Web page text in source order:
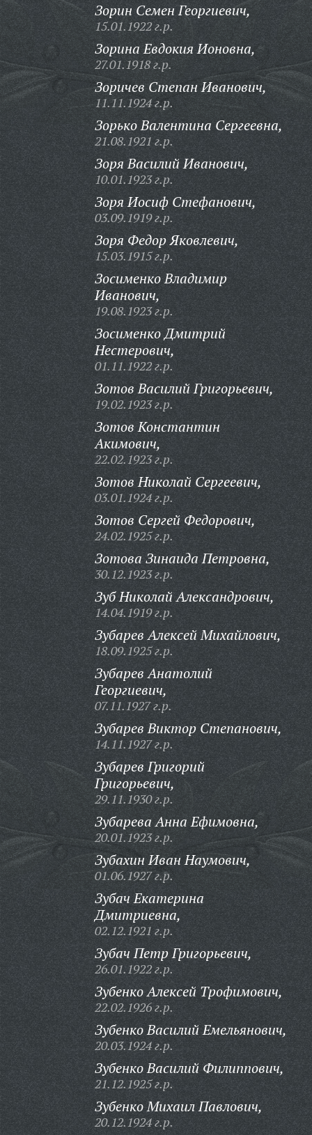
Зорин Семен Георгиевич,
15.01.1922 г.р.
Зорина Евдокия Ионовна,
27.01.1918 г.р.
Зоричев Степан Иванович,
11.11.1924 г.р.
Зорько Валентина Сергеевна,
21.08.1921 г.р.
Зоря Василий Иванович,
10.01.1923 г.р.
Зоря Иосиф Стефанович,
03.09.1919 г.р.
Зоря Федор Яковлевич,
15.03.1915 г.р.
Зосименко Владимир
Иванович,
19.08.1923 г.р.
Зосименко Дмитрий
Нестерович,
01.11.1922 г.р.
Зотов Василий Григорьевич,
19.02.1923 г.р.
Зотов Константин
Акимович,
22.02.1923 г.р.
Зотов Николай Сергеевич,
03.01.1924 г.р.
Зотов Сергей Федорович,
24.02.1925 г.р.
Зотова Зинаида Петровна,
30.12.1923 г.р.
Зуб Николай Александрович,
14.04.1919 г.р.
Зубарев Алексей Михайлович,
18.09.1925 г.р.
Зубарев Анатолий
Георгиевич,
07.11.1927 г.р.
Зубарев Виктор Степанович,
14.11.1927 г.р.
Зубарев Григорий
Григорьевич,
29.11.1930 г.р.
Зубарева Анна Ефимовна,
20.01.1923 г.р.
Зубахин Иван Наумович,
01.06.1927 г.р.
Зубач Екатерина
Дмитриевна,
02.12.1921 г.р.
Зубач Петр Григорьевич,
26.01.1922 г.р.
Зубенко Алексей Трофимович,
22.02.1926 г.р.
Зубенко Василий Емельянович,
20.03.1924 г.р.
Зубенко Василий Филиппович,
21.12.1925 г.р.
Зубенко Михаил Павлович,
20.12.1924 г.р.